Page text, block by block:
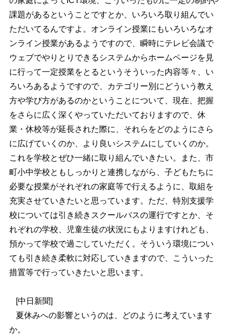
課題があるということですとか、いろいろ取り組んでい
ただいてるんですよ。オンライン授業にもいろいろなオ
ンライン授業があるようですので、瞬時にテレビ会議で
ウェブでやりとりできるシステムからホームページを見
に行って一定授業をとるというそういった内容等々、い
ろいろあるようですので、カテゴリー別にどういう教え
方や学び方があるのかということについて、現在、把握
をさらに広く深くやっていただいておりますので、休
業・休校等が延長された際に、それらをどのようにさら
に広げていくのか、より良いシステムにしていくのか。
これを学校とぜひ一緒に取り組んでいきたい。また、市
町小中学校ともしっかりと連携しながら、子どもたちに
必要な授業がそれぞれの家庭等で行えるように、取組を
充実させていきたいと思っています。ただ、特別支援学
校については引き続きスクールバスの運行ですとか、そ
れぞれの学校、児童生徒の状況にもよりますけれども、
預かって学校で過ごしていただく。そういう環境につい
ても引き続き柔軟に対応していきますので、こういった
措置等で行っていきたいと思います。
[中日新聞]
夏休みへの影響というのは、どのように考えています
か。